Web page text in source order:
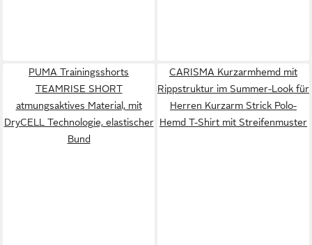
PUMA Trainingsshorts
TEAMRISE SHORT
atmungsaktives Material, mit
DryCELL Technologie, elastischer
Bund
CARISMA Kurzarmhemd mit
Rippstruktur im Summer-Look für
Herren Kurzarm Strick Polo-
Hemd T-Shirt mit Streifenmuster